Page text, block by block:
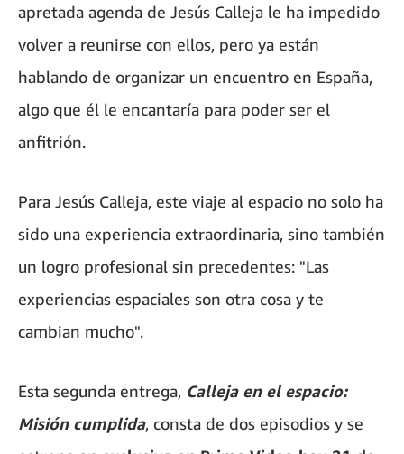
apretada agenda de Jesús Calleja le ha impedido
volver a reunirse con ellos, pero ya están
hablando de organizar un encuentro en España,
algo que él le encantaría para poder ser el
anfitrión.
Para Jesús Calleja, este viaje al espacio no solo ha
sido una experiencia extraordinaria, sino también
un logro profesional sin precedentes: "Las
experiencias espaciales son otra cosa y te
cambian mucho".
Esta segunda entrega, Calleja en el espacio:
Misión cumplida, consta de dos episodios y se